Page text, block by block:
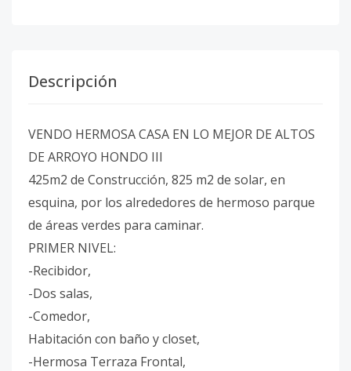
Descripción
VENDO HERMOSA CASA EN LO MEJOR DE ALTOS
DE ARROYO HONDO III
425m2 de Construcción, 825 m2 de solar, en
esquina, por los alrededores de hermoso parque
de áreas verdes para caminar.
PRIMER NIVEL:
-Recibidor,
-Dos salas,
-Comedor,
Habitación con baño y closet,
-Hermosa Terraza Frontal,